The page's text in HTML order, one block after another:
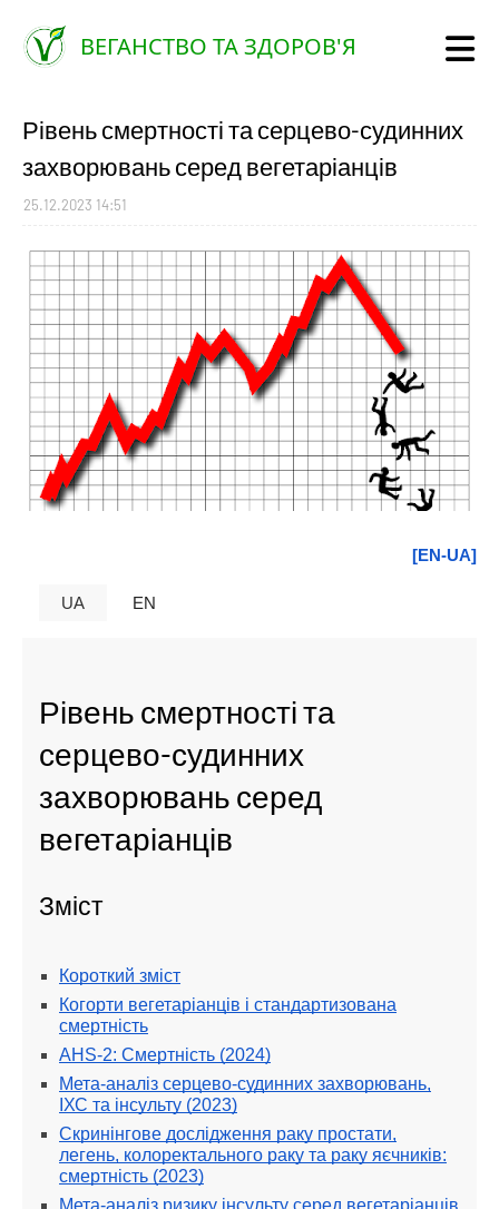
ВЕГАНСТВО ТА ЗДОРОВ'Я
Рівень смертності та серцево-судинних
захворювань серед вегетаріанців
25.12.2023 14:51
[EN-UA]
UA EN
Рівень смертності та
серцево-судинних
захворювань серед
вегетаріанців
Зміст
Короткий зміст
Когорти вегетаріанців і стандартизована
смертність
AHS-2: Смертність (2024)
Мета-аналіз серцево-судинних захворювань,
ІХС та інсульту (2023)
Скринінгове дослідження раку простати,
легень, колоректального раку та раку яєчників:
смертність (2023)
Мета-аналіз ризику інсульту серед вегетаріанців